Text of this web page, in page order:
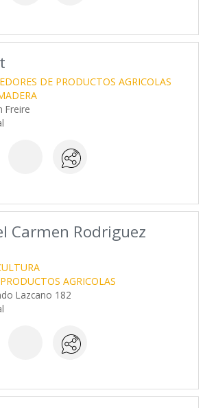
DE PRODUCTOS AGRICOLAS
Freire
Carmen Rodriguez
AGRICOLAS
Lazcano 182